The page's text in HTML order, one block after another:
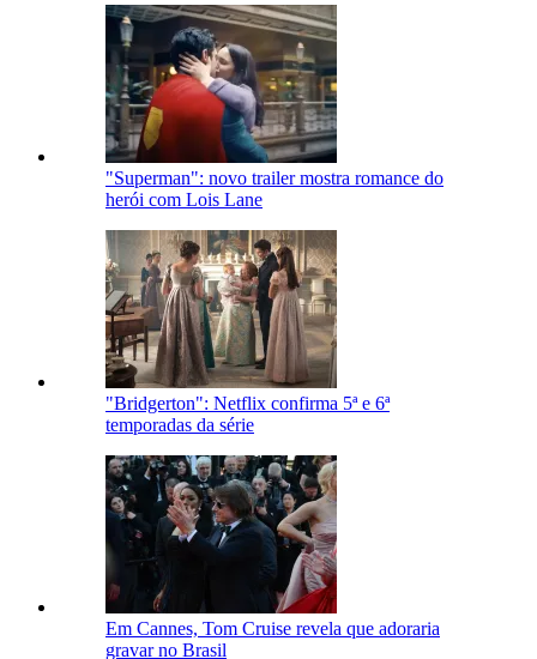
"Superman": novo trailer mostra romance do
herói com Lois Lane
"Bridgerton": Netflix confirma 5ª e 6ª
temporadas da série
Em Cannes, Tom Cruise revela que adoraria
gravar no Brasil